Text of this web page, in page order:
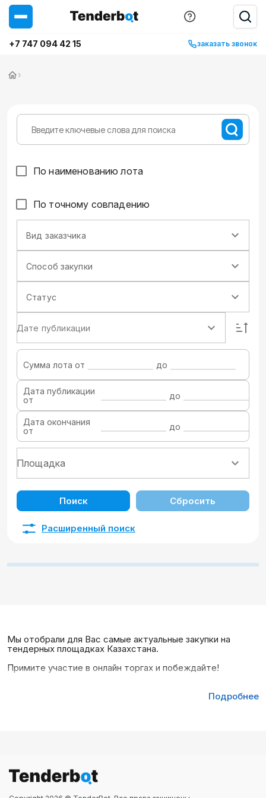
+7 747 094 42 15 заказать звонок
›
По наименованию лота
По точному совпадению
Вид заказчика
Способ закупки
Статус
Дате публикации
Сумма лота от до
Дата публикации
от
до
Дата окончания
от
до
Поиск Сбросить
Расширенный поиск
Мы отобрали для Вас самые актуальные закупки на
тендерных площадках Казахстана.
Примите участие в онлайн торгах и побеждайте!
Подробнее